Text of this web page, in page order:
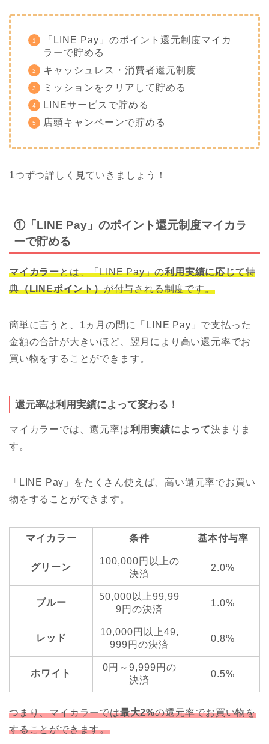
「LINE Pay」のポイント還元制度マイカ
ラーで貯める
キャッシュレス・消費者還元制度
ミッションをクリアして貯める
LINEサービスで貯める
店頭キャンペーンで貯める
1つずつ詳しく見ていきましょう！
①「LINE Pay」のポイント還元制度マイカラ
ーで貯める
マイカラーとは、「LINE Pay」の利用実績に応じて特
典（LINEポイント）が付与される制度です。
簡単に言うと、1ヵ月の間に「LINE Pay」で支払った
金額の合計が大きいほど、翌月により高い還元率でお
買い物をすることができます。
還元率は利用実績によって変わる！
マイカラーでは、還元率は利用実績によって決まりま
す。
「LINE Pay」をたくさん使えば、高い還元率でお買い
物をすることができます。
マイカラー 条件 基本付与率
グリーン
100,000円以上の
決済
2.0%
ブルー
50,000以上99,99
9円の決済
1.0%
レッド
10,000円以上49,
999円の決済
0.8%
ホワイト
0円～9,999円の
決済
0.5%
つまり、マイカラーでは最大2%の還元率でお買い物を
することができます。